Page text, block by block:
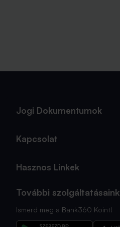
Jogi Dokumentumok
Kapcsolat
Hasznos Linkek
További szolgáltatásaink
Ismerd meg a Bank360 Koint!